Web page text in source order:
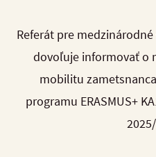
Referát pre
dovoľuje informovať o
mobilitu
programu ERASMUS+